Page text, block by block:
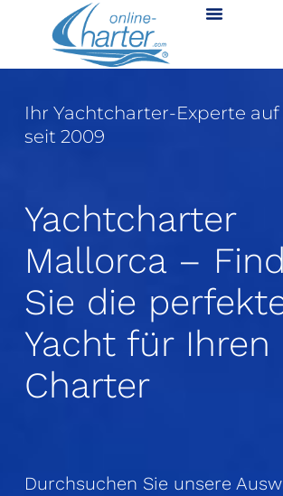
Ihr Yachtcharter-Experte auf
seit 2009
Yachtcharter
Mallorca –
Sie die
Yacht für Ihren
Charter
Durchsuchen Sie unsere